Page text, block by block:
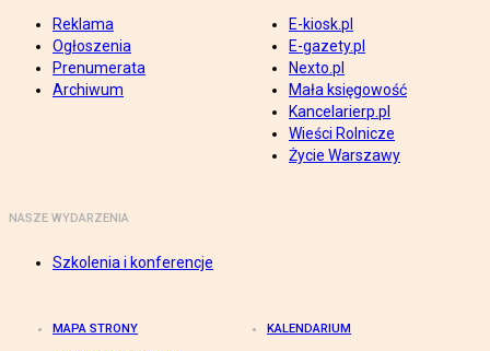
Reklama
Ogłoszenia
Prenumerata
Archiwum
E-kiosk.pl
E-gazety.pl
Nexto.pl
Mała księgowość
Kancelarierp.pl
Wieści Rolnicze
Życie Warszawy
NASZE WYDARZENIA
Szkolenia i konferencje
MAPA STRONY KALENDARIUM